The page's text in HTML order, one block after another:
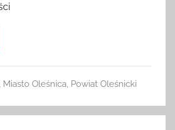
Miasto Oleśnica, Powiat Oleśnicki